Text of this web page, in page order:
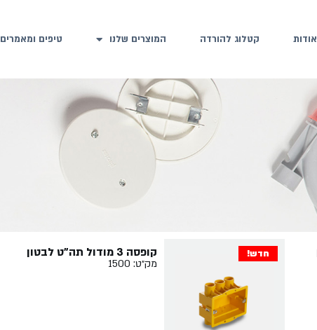
אודות קטלוג להורדה המוצרים שלנו טיפים ומאמרים
חדש! קופסה 3 מודול תה"ט לבטון
מק״ט: 1500